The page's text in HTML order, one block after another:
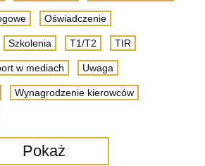
Oświadczenie
Szkolenia T1/T2 TIR
w mediach Uwaga
Wynagrodzenie kierowców
Pokaż